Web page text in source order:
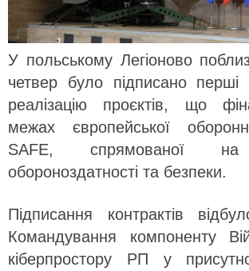
У польському Легіоново
четвер було підписано перші
реалізацію проєктів, що
межах європейської
SAFE, спрямованої на
обороноздатності та безпеки.
Підписання контрактів
Командування компоненту
кіберпростору РП у